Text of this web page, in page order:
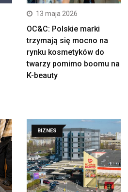
13 maja 2026
OC&C: Polskie marki
trzymają się mocno na
rynku kosmetyków do
twarzy pomimo boomu na
K-beauty
BIZNES